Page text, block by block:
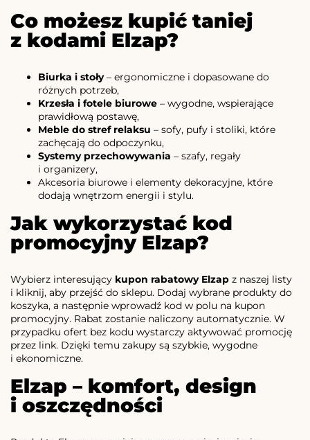
Co możesz kupić taniej
z kodami Elzap?
Biurka i stoły– ergonomiczne i dopasowane do
różnych potrzeb,
Krzesła i fotele biurowe – wygodne, wspierające
prawidłową postawę,
Meble do stref relaksu – sofy, pufy i stoliki, które
zachęcają do odpoczynku,
Systemy przechowywania – szafy, regały
i organizery,
Akcesoria biurowe i elementy dekoracyjne, które
dodają wnętrzom energii i stylu.
Jak wykorzystać kod
promocyjny Elzap?
Wybierz interesujący kupon rabatowy Elzap z naszej listy
i kliknij, aby przejść do sklepu. Dodaj wybrane produkty do
koszyka, a następnie wprowadź kod w polu na kupon
promocyjny. Rabat zostanie naliczony automatycznie. W
przypadku ofert bez kodu wystarczy aktywować promocję
przez link. Dzięki temu zakupy są szybkie, wygodne
i ekonomiczne.
Elzap – komfort, design
i oszczędności